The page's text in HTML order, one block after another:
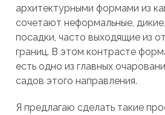
архитектурными формами из
сочетают неформальные,
посадки, часто выходящие из
границ. В этом контрасте
есть одно из главных
садов этого направления.
Я предлагаю сделать такие